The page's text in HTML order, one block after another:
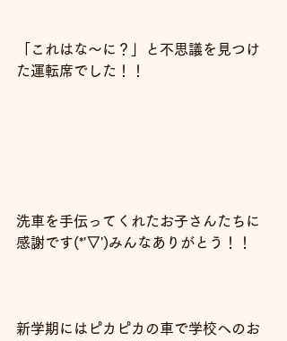
「これはな～に？」と不思議を見つけ
た運転席でした！！
洗車を手伝ってくれたお子さんたちに
感謝です(*'▽')みんなありがとう！！
新学期にはピカピカの車で学校へのお